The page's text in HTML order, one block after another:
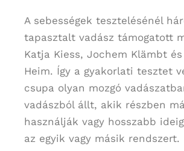
A sebességek tesztelésénél
tapasztalt vadász támogatott
Katja Kiess, Jochem Klämbt és
Heim. Így a gyakorlati tesztet
csupa olyan mozgó
vadászból állt, akik részben
használják vagy hosszabb
az egyik vagy másik rendszert.